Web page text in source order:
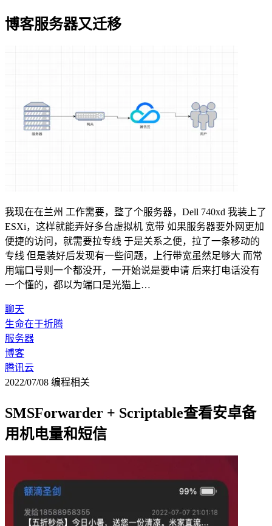
博客服务器又迁移
我现在在兰州 工作需要，整了个服务器，Dell 740xd 我装上了
ESXi，这样就能弄好多台虚拟机 宽带 如果服务器要外网更加
便捷的访问，就需要拉专线 于是关系之便，拉了一条移动的
专线 但是装好后发现有一些问题，上行带宽虽然足够大 而常
用端口号则一个都没开，一开始说是要申请 后来打电话没有
一个懂的，都以为端口是光猫上…
聊天
生命在于折腾
服务器
博客
腾讯云
2022/07/08 编程相关
SMSForwarder + Scriptable查看安卓备
用机电量和短信